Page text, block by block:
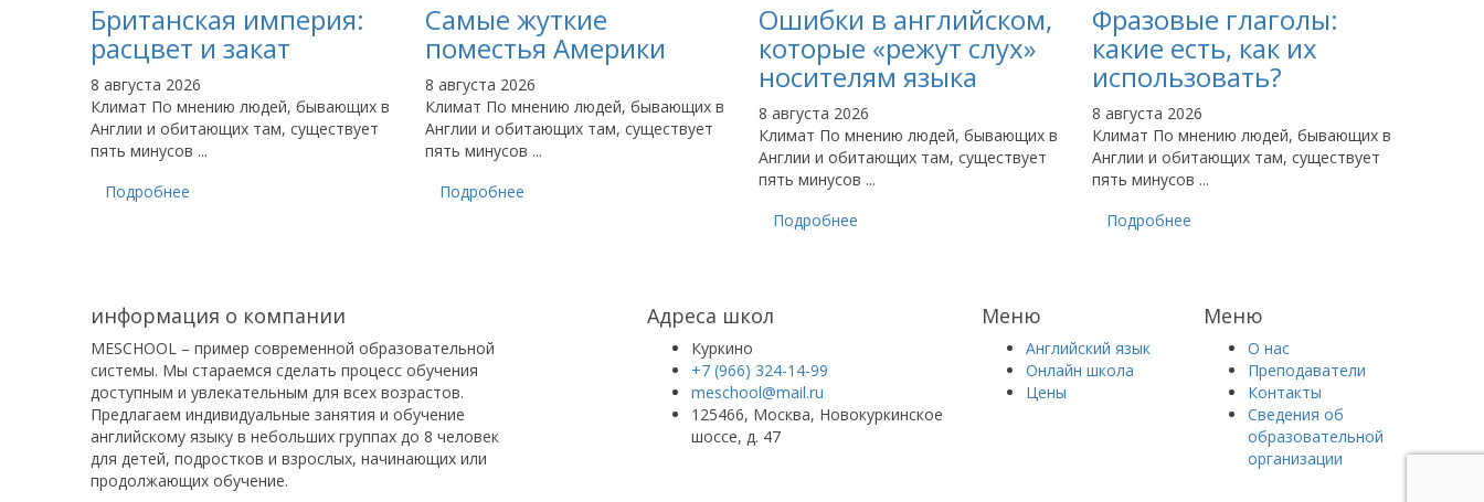
Британская империя:
расцвет и закат
8 августа 2026
Климат По мнению людей, бывающих в
Англии и обитающих там, существует
пять минусов ...
Подробнее
Самые жуткие
поместья Америки
8 августа 2026
Климат По мнению людей, бывающих в
Англии и обитающих там, существует
пять минусов ...
Подробнее
Ошибки в английском,
которые «режут слух»
носителям языка
8 августа 2026
Климат По мнению людей, бывающих в
Англии и обитающих там, существует
пять минусов ...
Подробнее
Фразовые глаголы:
какие есть, как их
использовать?
8 августа 2026
Климат По мнению людей, бывающих в
Англии и обитающих там, существует
пять минусов ...
Подробнее
информация о компании
MESCHOOL – пример современной образовательной
системы. Мы стараемся сделать процесс обучения
доступным и увлекательным для всех возрастов.
Предлагаем индивидуальные занятия и обучение
английскому языку в небольших группах до 8 человек
для детей, подростков и взрослых, начинающих или
продолжающих обучение.
Адреса школ
Куркино
+7 (966) 324-14-99
meschool@mail.ru
125466, Москва, Новокуркинское
шоссе, д. 47
Меню
Английский язык
Онлайн школа
Цены
Меню
О нас
Преподаватели
Контакты
Сведения об
образовательной
организации